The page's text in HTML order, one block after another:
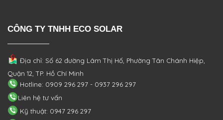
CÔNG TY TNHH ECO SOLAR
Địa chỉ: Số 62 đường Lâm Thị Hố, PhườngTân Chánh Hiệp,
Quận 12, TP. Hồ Chí Minh
Hotline: 0909 296 297 - 0937 296 297
Liên hệ tư vấn
Kỹ thuật: 0947 296 297